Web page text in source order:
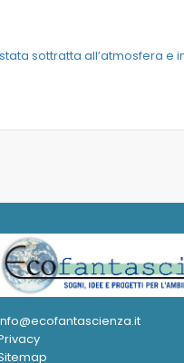
sottratta all’atmosfera